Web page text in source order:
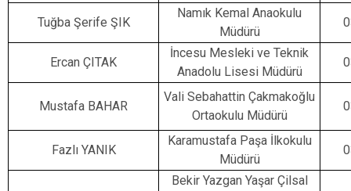
Tuğba Şerife ŞIK
Namık Kemal Anaokulu
Müdürü
Ercan ÇITAK
İncesu Mesleki ve Teknik
Anadolu Lisesi Müdürü
Mustafa BAHAR
Vali Sebahattin Çakmakoğlu
Ortaokulu Müdürü
Fazlı YANIK
Karamustafa Paşa İlkokulu
Müdürü
Bekir Yazgan Yaşar Çilsal